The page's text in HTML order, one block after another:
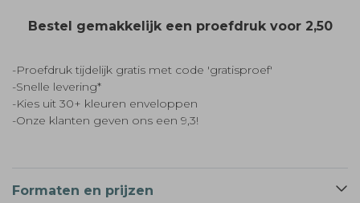
Bestel gemakkelijk een proefdruk voor 2,50
-Proefdruk tijdelijk gratis met code 'gratisproef'
-Snelle levering*
-Kies uit 30+ kleuren enveloppen
-Onze klanten geven ons een 9,3!
Formaten en prijzen